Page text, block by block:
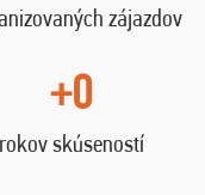
zájazdov
+0
rokov skúseností